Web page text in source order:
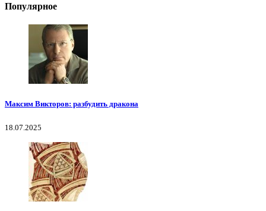
Популярное
Максим Викторов: разбудить дракона
18.07.2025